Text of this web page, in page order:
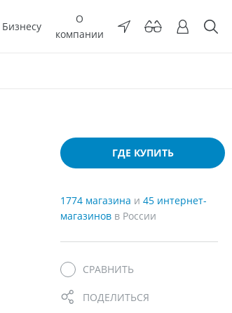
Бизнесу
О
компании
ГДЕ КУПИТЬ
1774 магазина и 45 интернет-
магазинов в России
СРАВНИТЬ
ПОДЕЛИТЬСЯ